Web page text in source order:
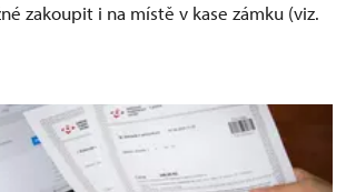
zakoupit i na místě v kase zámku (viz.